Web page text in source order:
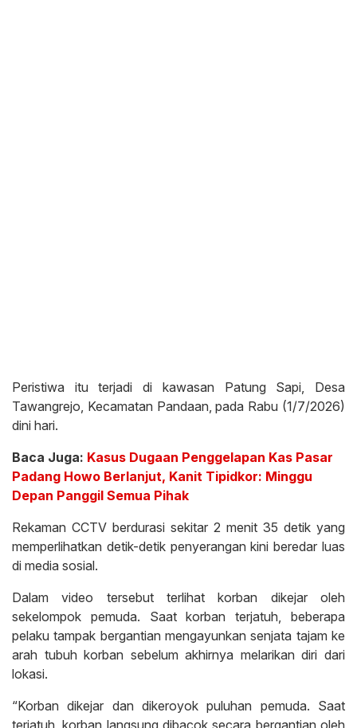
Peristiwa itu terjadi di kawasan Patung Sapi, Desa
Tawangrejo, Kecamatan Pandaan, pada Rabu (1/7/2026)
dini hari.
Baca Juga: Kasus Dugaan Penggelapan Kas Pasar
Padang Howo Berlanjut, Kanit Tipidkor: Minggu
Depan Panggil Semua Pihak
Rekaman CCTV berdurasi sekitar 2 menit 35 detik yang
memperlihatkan detik-detik penyerangan kini beredar luas
di media sosial.
Dalam video tersebut terlihat korban dikejar oleh
sekelompok pemuda. Saat korban terjatuh, beberapa
pelaku tampak bergantian mengayunkan senjata tajam ke
arah tubuh korban sebelum akhirnya melarikan diri dari
lokasi.
“Korban dikejar dan dikeroyok puluhan pemuda. Saat
terjatuh, korban langsung dibacok secara bergantian oleh